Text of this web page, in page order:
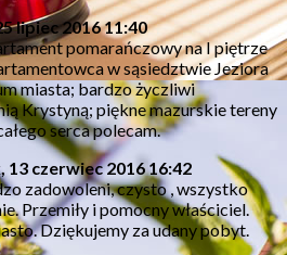
lipiec 2016 11:40
pomarańczowy na I piętrze
w sąsiedztwie Jeziora
miasta; bardzo życzliwi
Krystyną; piękne mazurskie tereny
serca polecam.
13 czerwiec 2016 16:42
zadowoleni, czysto , wszystko
Przemiły i pomocny właściciel.
Dziękujemy za udany pobyt.